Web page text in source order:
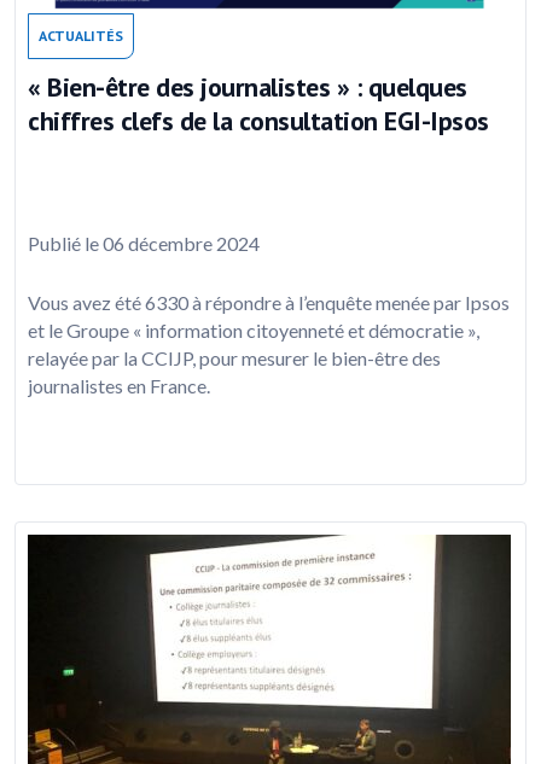
ACTUALITÉS
« Bien-être des journalistes » : quelques
chiffres clefs de la consultation EGI-Ipsos
Publié le 06 décembre 2024
Vous avez été 6330 à répondre à l’enquête menée par Ipsos
et le Groupe « information citoyenneté et démocratie »,
relayée par la CCIJP, pour mesurer le bien-être des
journalistes en France.